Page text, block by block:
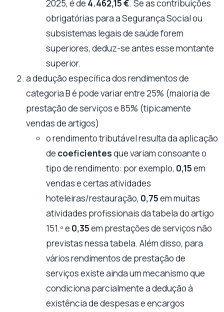
2025, é de 4.462,15 €. Se as contribuições
obrigatórias para a Segurança Social ou
subsistemas legais de saúde forem
superiores, deduz-se antes esse montante
superior.
a dedução específica dos rendimentos de
categoria B é pode variar entre 25% (maioria de
prestação de serviços e 85% (tipicamente
vendas de artigos)
o rendimento tributável resulta da aplicação
de coeficientesque variam consoante o
tipo de rendimento: por exemplo, 0,15em
vendas e certas atividades
hoteleiras/restauração, 0,75em muitas
atividades profissionais da tabela do artigo
151.º e 0,35em prestações de serviços não
previstas nessa tabela. Além disso, para
vários rendimentos de prestação de
serviços existe ainda um mecanismo que
condiciona parcialmente a dedução à
existência de despesas e encargos